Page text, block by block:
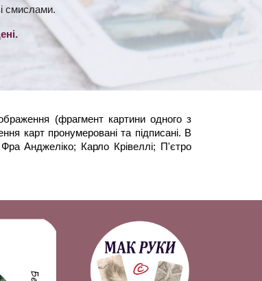
смислами.
(фрагмент картини одного з
карт пронумеровані та підписані. В
Анджеліко; Карло Крівеллі; П'єтро